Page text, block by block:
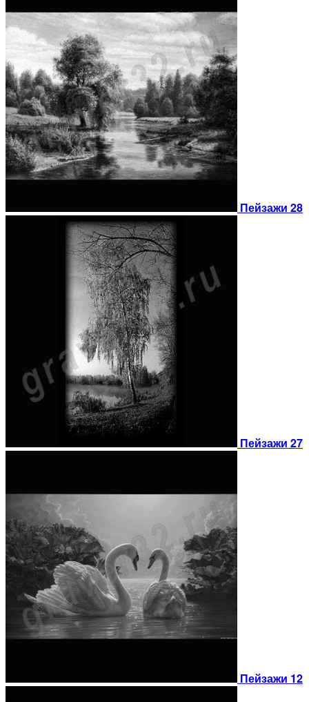
Пейзажи 28
Пейзажи 27
Пейзажи 12